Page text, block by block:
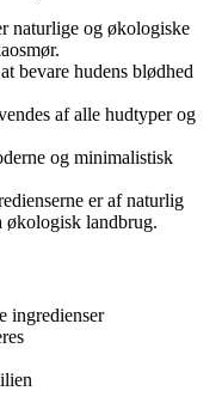
naturlige og økologiske
bevare hudens blødhed
af alle hudtyper og
og minimalistisk
er af naturlig
økologisk landbrug.
ingredienser